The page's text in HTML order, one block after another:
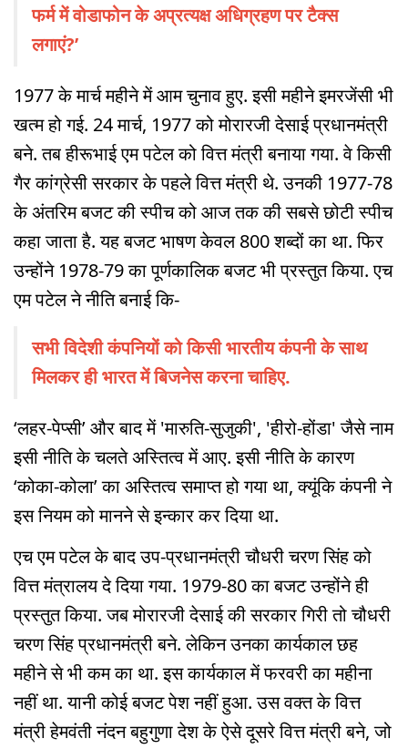
फर्म में वोडाफोन के अप्रत्यक्ष अधिग्रहण पर टैक्स
लगाएं?’
1977 के मार्च महीने में आम चुनाव हुए. इसी महीने इमरजेंसी भी
खत्म हो गई. 24 मार्च, 1977 को मोरारजी देसाई प्रधानमंत्री
बने. तब हीरूभाई एम पटेल को वित्त मंत्री बनाया गया. वे किसी
गैर कांग्रेसी सरकार के पहले वित्त मंत्री थे. उनकी 1977-78
के अंतरिम बजट की स्पीच को आज तक की सबसे छोटी स्पीच
कहा जाता है. यह बजट भाषण केवल 800 शब्दों का था. फिर
उन्होंने 1978-79 का पूर्णकालिक बजट भी प्रस्तुत किया. एच
एम पटेल ने नीति बनाई कि-
सभी विदेशी कंपनियों को किसी भारतीय कंपनी के साथ
मिलकर ही भारत में बिजनेस करना चाहिए.
‘लहर-पेप्सी’ और बाद में 'मारुति-सुजुकी', 'हीरो-होंडा' जैसे नाम
इसी नीति के चलते अस्तित्व में आए. इसी नीति के कारण
‘कोका-कोला’ का अस्तित्व समाप्त हो गया था, क्यूंकि कंपनी ने
इस नियम को मानने से इन्कार कर दिया था.
एच एम पटेल के बाद उप-प्रधानमंत्री चौधरी चरण सिंह को
वित्त मंत्रालय दे दिया गया. 1979-80 का बजट उन्होंने ही
प्रस्तुत किया. जब मोरारजी देसाई की सरकार गिरी तो चौधरी
चरण सिंह प्रधानमंत्री बने. लेकिन उनका कार्यकाल छह
महीने से भी कम का था. इस कार्यकाल में फरवरी का महीना
नहीं था. यानी कोई बजट पेश नहीं हुआ. उस वक्त के वित्त
मंत्री हेमवंती नंदन बहुगुणा देश के ऐसे दूसरे वित्त मंत्री बने, जो